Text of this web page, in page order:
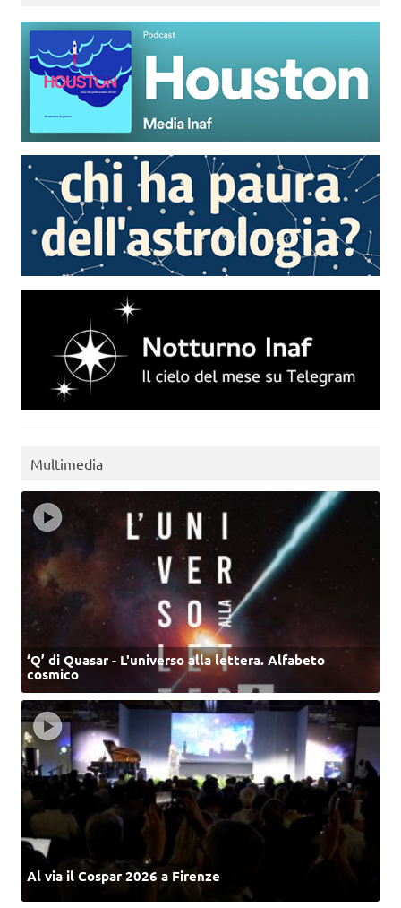
Multimedia
‘Q’ di Quasar - L'universo alla lettera. Alfabeto
cosmico
Al via il Cospar 2026 a Firenze